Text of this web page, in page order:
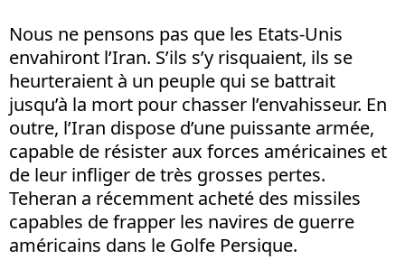
Nous ne pensons pas que les Etats-Unis
envahiront l’Iran. S’ils s’y risquaient, ils se
heurteraient à un peuple qui se battrait
jusqu’à la mort pour chasser l’envahisseur. En
outre, l’Iran dispose d’une puissante armée,
capable de résister aux forces américaines et
de leur infliger de très grosses pertes.
Teheran a récemment acheté des missiles
capables de frapper les navires de guerre
américains dans le Golfe Persique.